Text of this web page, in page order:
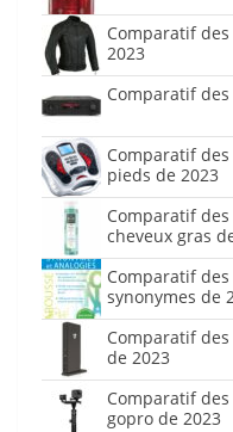
Comparatif
2023
Comparatif
Comparatif
pieds de 2023
Comparatif
cheveux gras
Comparatif
synonymes de
Comparatif
de 2023
Comparatif
gopro de 2023